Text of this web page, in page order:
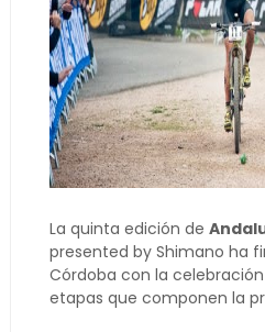
La quinta edición de
presented by Shimano ha
Córdoba con la
etapas que componen la